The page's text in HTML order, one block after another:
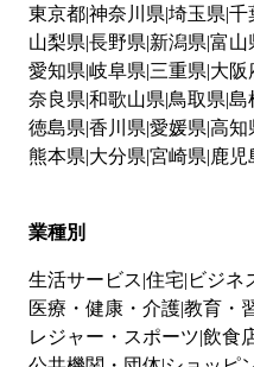
東京都神奈川県 埼玉県 千
山梨県 長野県 新潟県 富山
愛知県 岐阜県 三重県 大阪
奈良県 和歌山県 鳥取県 島
徳島県 香川県 愛媛県 高知
熊本県 大分県 宮崎県 鹿児
業種別
生活サービス 住宅 ビジネ
医療・健康・介護教育・
レジャー・スポーツ 飲食